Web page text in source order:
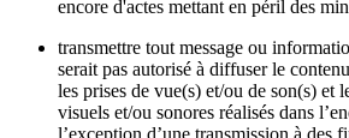
encore d'actes mettant en péril des
transmettre tout message ou
serait pas autorisé à diffuser le
les prises de vue(s) et/ou de son(s) et
visuels et/ou sonores réalisés dans
l’exception d’une transmission à des